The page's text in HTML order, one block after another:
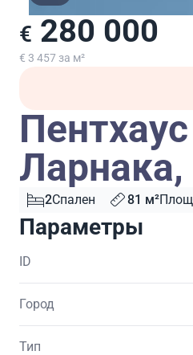
€ 280 000
€ 3 457 за м²
2Спален 81 м²
Параметры
ID
Город
Тип